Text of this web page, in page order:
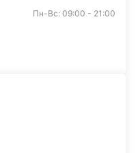
Пн-Вс: 09:00 - 21:00